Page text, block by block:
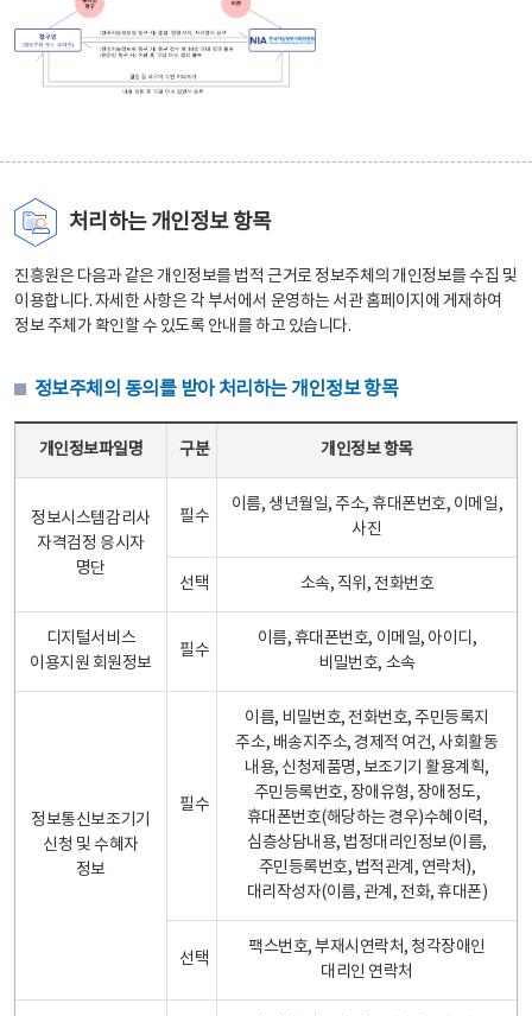
처리하는 개인정보 항목
진흥원은 다음과 같은 개인정보를 법적 근거로 정보주체의 개인정보를 수집 및
이용합니다. 자세한 사항은 각 부서에서 운영하는 서관 홈페이지에 게재하여
정보 주체가 확인할 수 있도록 안내를 하고 있습니다.
정보주체의 동의를 받아 처리하는 개인정보 항목
개인정보파일명 구분 개인정보 항목
정보시스템감리사
자격검정 응시자
명단
필수
이름, 생년월일, 주소, 휴대폰번호, 이메일,
사진
선택 소속, 직위, 전화번호
디지털서비스
이용지원 회원정보
필수
이름, 휴대폰번호, 이메일, 아이디,
비밀번호, 소속
정보통신보조기기
신청 및 수혜자
정보
필수
이름, 비밀번호, 전화번호, 주민등록지
주소, 배송지주소, 경제적 여건, 사회활동
내용, 신청제품명, 보조기기 활용계획,
주민등록번호, 장애유형, 장애정도,
휴대폰번호(해당하는 경우)수혜이력,
심층상담내용, 법정대리인정보(이름,
주민등록번호, 법적관계, 연락처),
대리작성자(이름, 관계, 전화, 휴대폰)
선택
팩스번호, 부재시연락처, 청각장애인
대리인 연락처